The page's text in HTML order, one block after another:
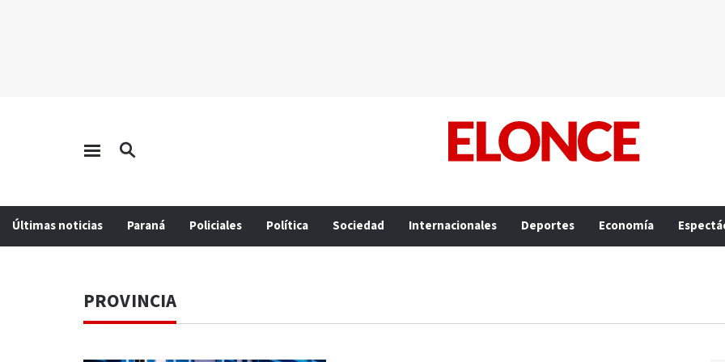
Últimas noticias Paraná Policiales Política Sociedad Internacionales Deportes Economía
PROVINCIA